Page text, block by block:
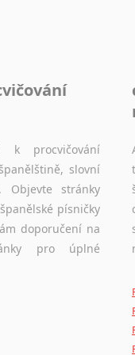
k procvičování
slovní
Objevte stránky
písničky
doporučení na
pro úplné